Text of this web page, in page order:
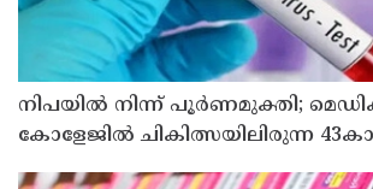
നിപയിൽ നിന്ന് പൂർണമുക്തി;
കോളേജിൽ ചികിത്സയിലിരുന്ന